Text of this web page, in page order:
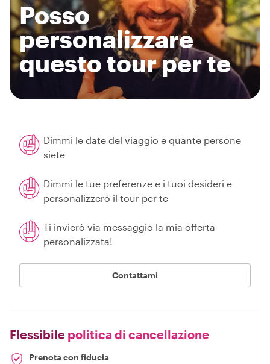
Posso
personalizzare
questo tour per te
Dimmi le date del viaggio e quante persone
siete
Dimmi le tue preferenze e i tuoi desideri e
personalizzerò il tour per te
Ti invierò via messaggio la mia offerta
personalizzata!
Contattami
Flessibile politica di cancellazione
Prenota con fiducia